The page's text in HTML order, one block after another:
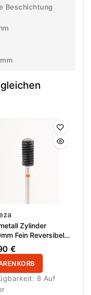
Beschichtung
Zylinder
Fein Reversibel
L/R
€
8 Auf